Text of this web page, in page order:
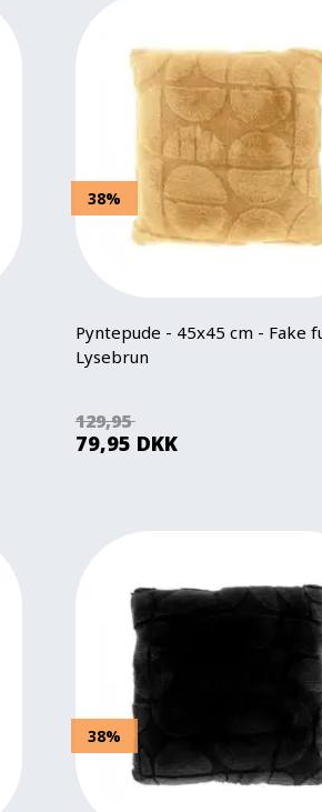
38%
Pyntepude - 45x45 cm - Fake
Lysebrun
129,95
79,95 DKK
38%